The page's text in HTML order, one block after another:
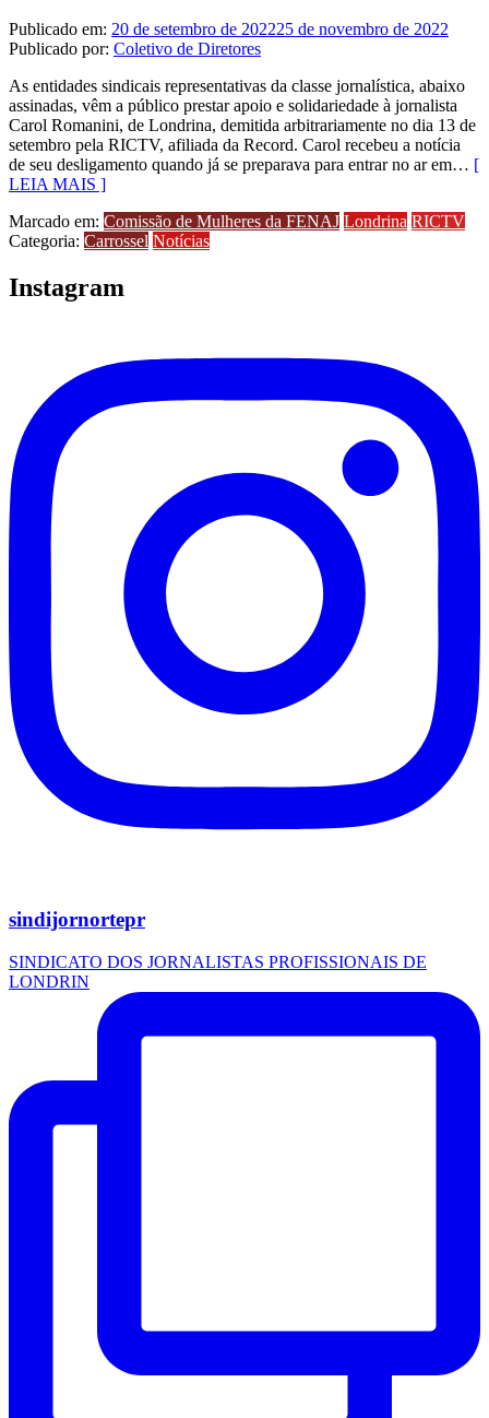
Publicado em: 20 de setembro de 202225 de novembro de 2022
Publicado por: Coletivo de Diretores
As entidades sindicais representativas da classe jornalística, abaixo
assinadas, vêm a público prestar apoio e solidariedade à jornalista
Carol Romanini, de Londrina, demitida arbitrariamente no dia 13 de
setembro pela RICTV, afiliada da Record. Carol recebeu a notícia
de seu desligamento quando já se preparava para entrar no ar em… [
LEIA MAIS ]
Marcado em: Comissão de Mulheres da FENAJ Londrina RICTV
Categoria: Carrossel Notícias
Instagram
sindijornortepr
SINDICATO DOS JORNALISTAS PROFISSIONAIS DE
LONDRIN